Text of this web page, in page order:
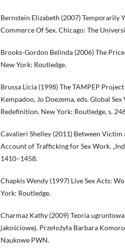
Bernstein Elizabeth (2007) Temporarily
Commerce Of Sex. Chicago: The
Brooks-Gordon Belinda (2006) The
New York: Routledge.
Brussa Licia (1998) The TAMPEP
Kempadoo, Jo Doezema, eds. Global
Redefinition. New York: Routledge, s.
Cavalieri Shelley (2011) Between
Account of Trafficking for Sex Work.
1410–1458.
Chapkis Wendy (1997) Live Sex Acts:
York: Routledge.
Charmaz Kathy (2009) Teoria
jakościowej. Przełożyła Barbara
Naukowe PWN.